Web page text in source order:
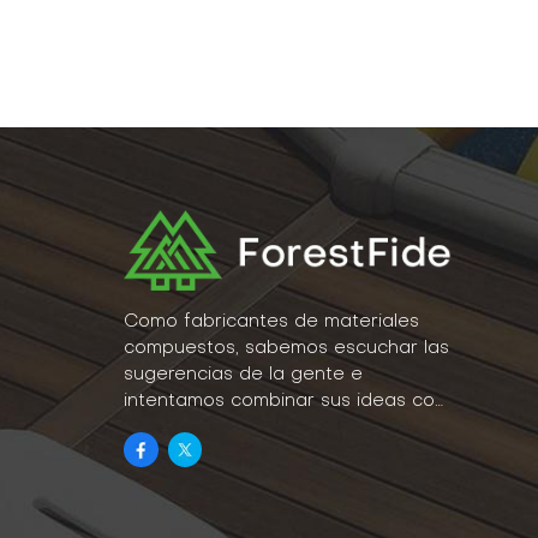
que
de
Como fabricantes de materiales
compuestos, sabemos escuchar las
sugerencias de la gente e
intentamos combinar sus ideas con
la realidad como parte de nuestro
estilo de vida.